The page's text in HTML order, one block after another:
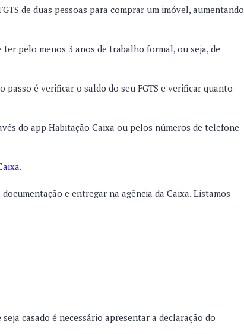
de duas pessoas para comprar um imóvel, aumentando
pelo menos 3 anos de trabalho formal, ou seja, de
passo é verificar o saldo do seu FGTS e verificar quanto
do app Habitação Caixa ou pelos números de telefone
e entregar na agência da Caixa. Listamos
casado é necessário apresentar a declaração do